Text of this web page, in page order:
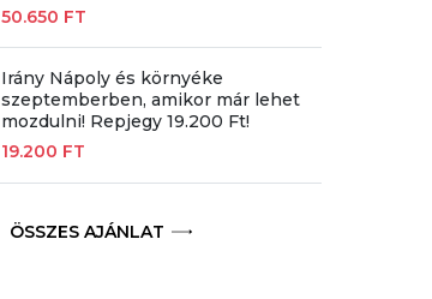
50.650 FT
Irány Nápoly és környéke
szeptemberben, amikor már lehet
mozdulni! Repjegy 19.200 Ft!
19.200 FT
ÖSSZES AJÁNLAT